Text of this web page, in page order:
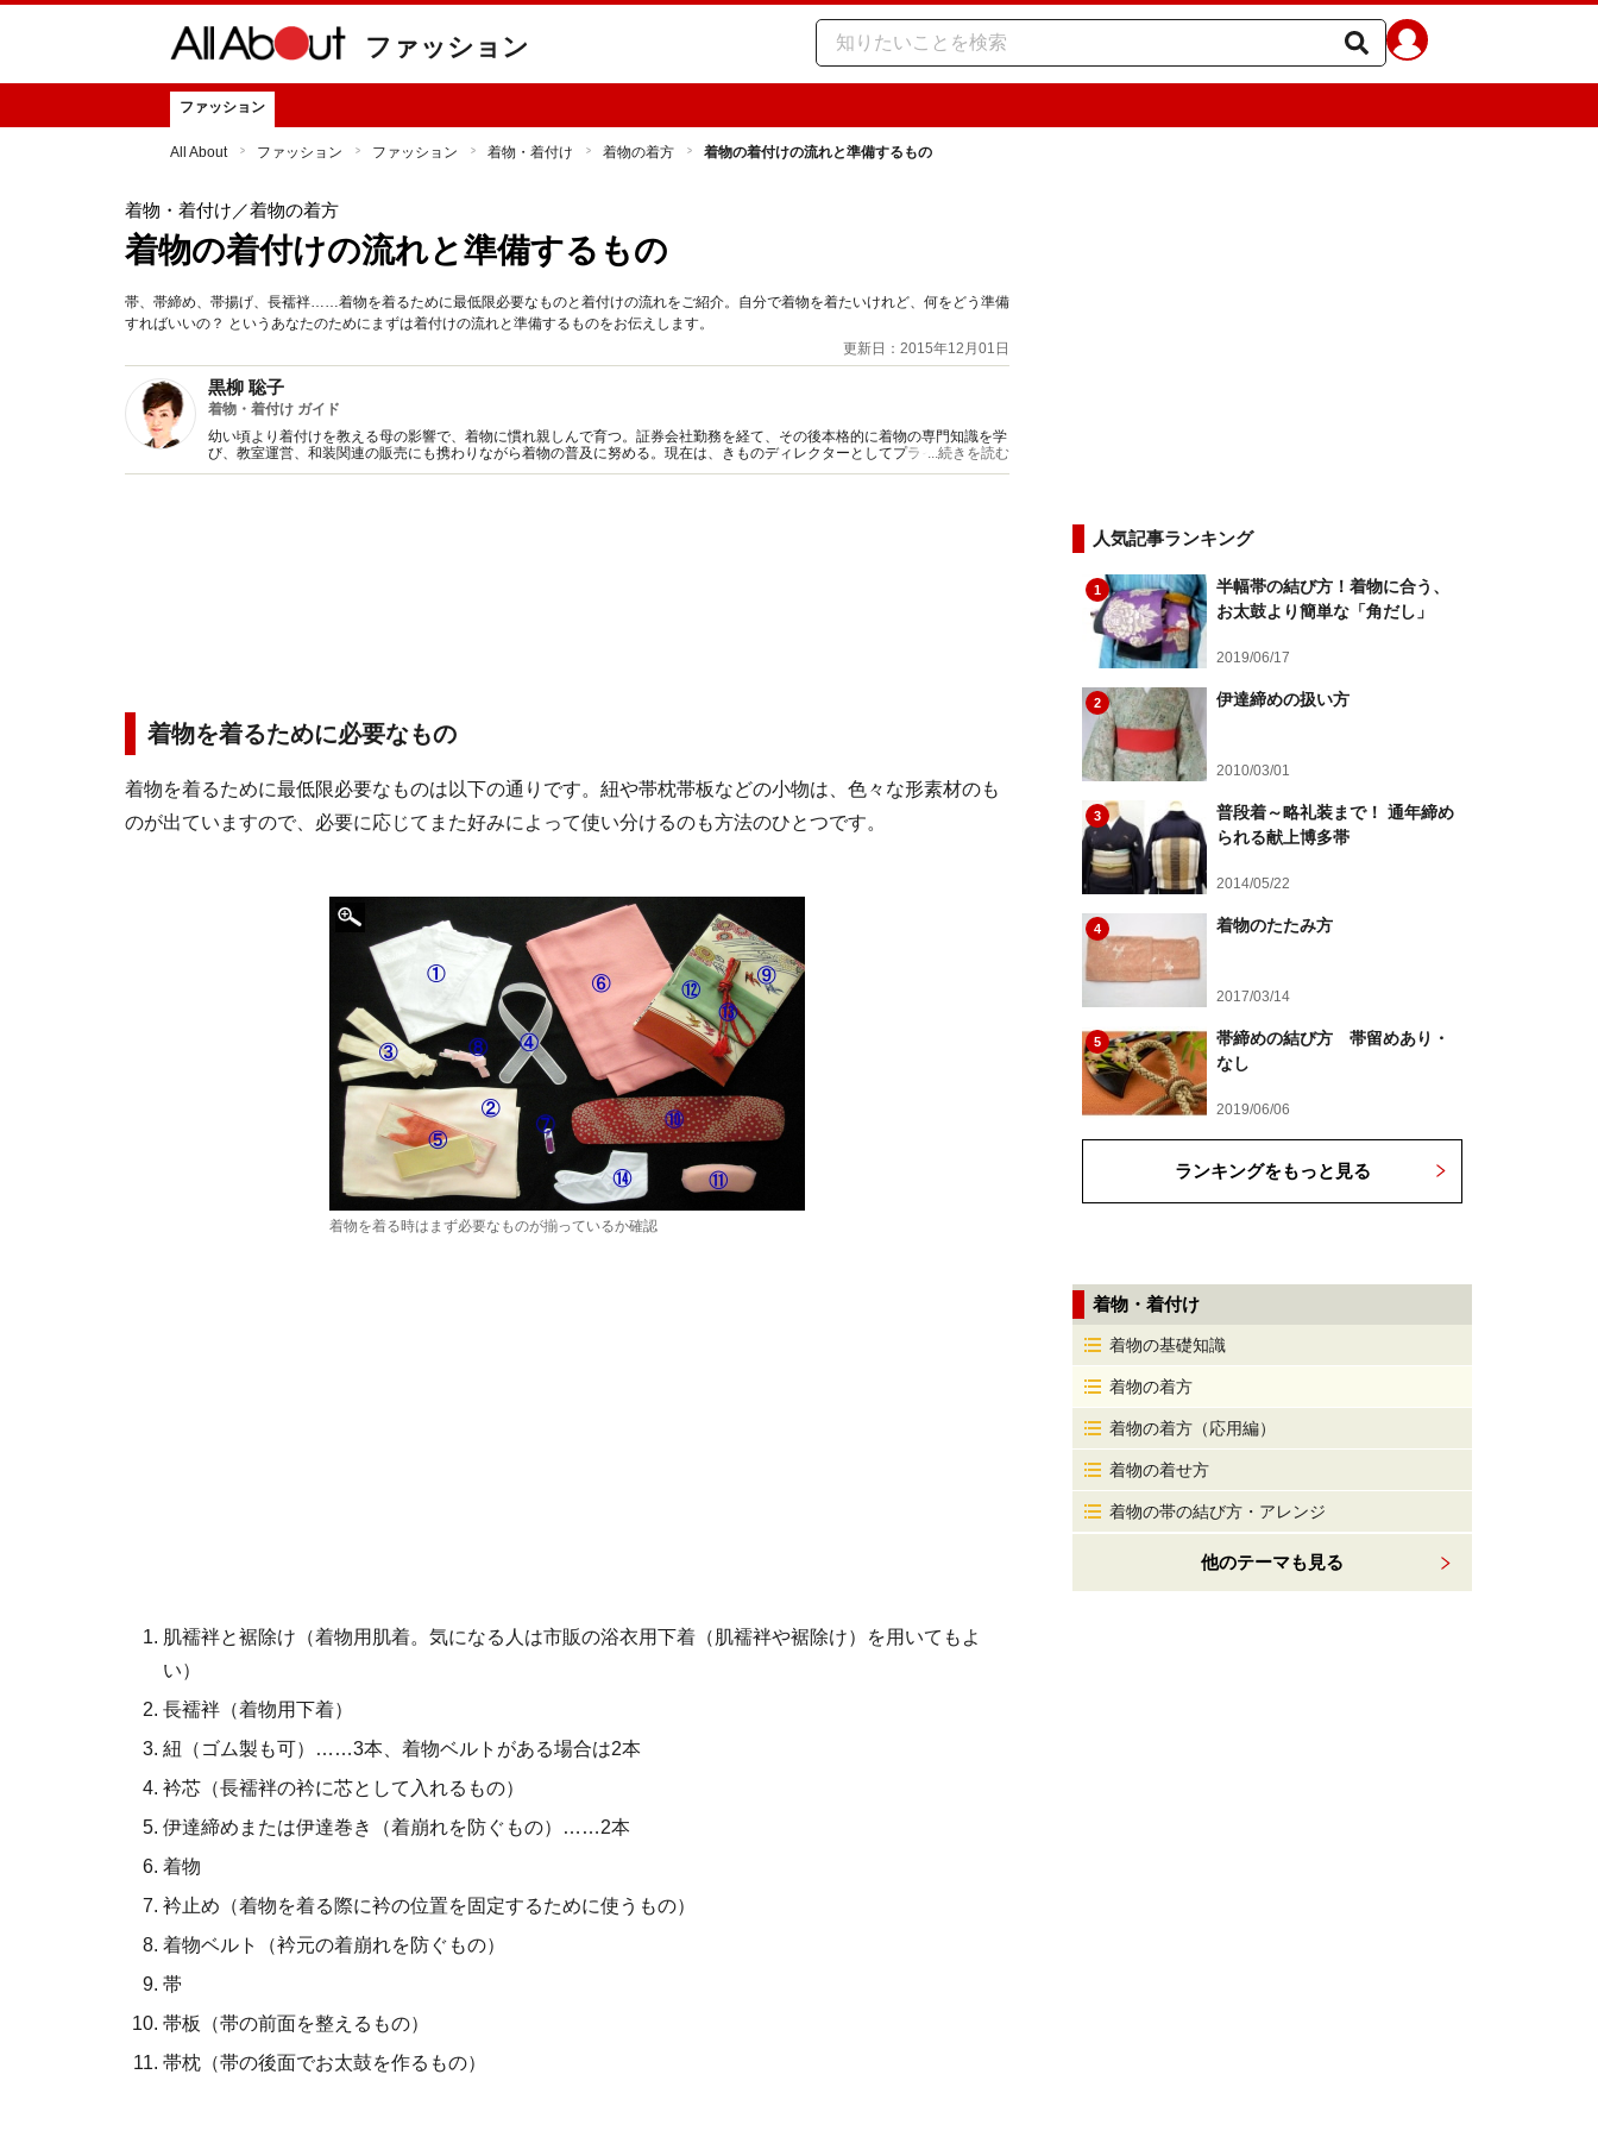
ファッション
ファッション
All About ファッション ファッション 着物・着付け 着物の着方 着物の着付けの流れと準備するもの
着物・着付け ／着物の着方
着物の着付けの流れと準備するもの
帯、帯締め、帯揚げ、長襦袢……着物を着るために最低限必要なものと着付けの流れをご紹介。自分で着物を着たいけれど、何をどう準備
すればいいの？ というあなたのためにまずは着付けの流れと準備するものをお伝えします。
更新日：2015年12月01日
黒柳 聡子
着物・着付け ガイド
幼い頃より着付けを教える母の影響で、着物に慣れ親しんで育つ。証券会社勤務を経て、その後本格的に着物の専門知識を学
び、教室運営、和装関連の販売にも携わりながら着物の普及に努める。現在は、きものディレクターとしてプライベートスタ
イリングの指導、ビジネスコンサルティング、執筆、イベントの企画などを行う。
...続きを読む
着物を着るために必要なもの
着物を着るために最低限必要なものは以下の通りです。紐や帯枕帯板などの小物は、色々な形素材のも
のが出ていますので、必要に応じてまた好みによって使い分けるのも方法のひとつです。
着物を着る時はまず必要なものが揃っているか確認
肌襦袢と裾除け（着物用肌着。気になる人は市販の浴衣用下着（肌襦袢や裾除け）を用いてもよ
い）
長襦袢（着物用下着）
紐（ゴム製も可）……3本、着物ベルトがある場合は2本
衿芯（長襦袢の衿に芯として入れるもの）
伊達締めまたは伊達巻き（着崩れを防ぐもの）……2本
着物
衿止め（着物を着る際に衿の位置を固定するために使うもの）
着物ベルト（衿元の着崩れを防ぐもの）
帯
帯板（帯の前面を整えるもの）
帯枕（帯の後面でお太鼓を作るもの）
人気記事ランキング
1
半幅帯の結び方！着物に合う、
お太鼓より簡単な「角だし」
2019/06/17
2 伊達締めの扱い方
2010/03/01
3
普段着～略礼装まで！ 通年締め
られる献上博多帯
2014/05/22
4 着物のたたみ方
2017/03/14
5
帯締めの結び方 帯留めあり・
なし
2019/06/06
ランキングをもっと見る
着物・着付け
着物の基礎知識
着物の着方
着物の着方（応用編）
着物の着せ方
着物の帯の結び方・アレンジ
他のテーマも見る